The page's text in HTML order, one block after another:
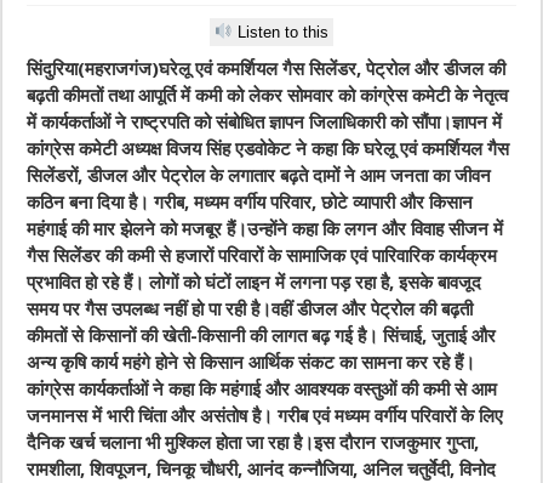
Listen to this
सिंदुरिया(महराजगंज)घरेलू एवं कमर्शियल गैस सिलेंडर, पेट्रोल और डीजल की
बढ़ती कीमतों तथा आपूर्ति में कमी को लेकर सोमवार को कांग्रेस कमेटी के नेतृत्व
में कार्यकर्ताओं ने राष्ट्रपति को संबोधित ज्ञापन जिलाधिकारी को सौंपा।ज्ञापन में
कांग्रेस कमेटी अध्यक्ष विजय सिंह एडवोकेट ने कहा कि घरेलू एवं कमर्शियल गैस
सिलेंडरों, डीजल और पेट्रोल के लगातार बढ़ते दामों ने आम जनता का जीवन
कठिन बना दिया है। गरीब, मध्यम वर्गीय परिवार, छोटे व्यापारी और किसान
महंगाई की मार झेलने को मजबूर हैं।उन्होंने कहा कि लगन और विवाह सीजन में
गैस सिलेंडर की कमी से हजारों परिवारों के सामाजिक एवं पारिवारिक कार्यक्रम
प्रभावित हो रहे हैं। लोगों को घंटों लाइन में लगना पड़ रहा है, इसके बावजूद
समय पर गैस उपलब्ध नहीं हो पा रही है।वहीं डीजल और पेट्रोल की बढ़ती
कीमतों से किसानों की खेती-किसानी की लागत बढ़ गई है। सिंचाई, जुताई और
अन्य कृषि कार्य महंगे होने से किसान आर्थिक संकट का सामना कर रहे हैं।
कांग्रेस कार्यकर्ताओं ने कहा कि महंगाई और आवश्यक वस्तुओं की कमी से आम
जनमानस में भारी चिंता और असंतोष है। गरीब एवं मध्यम वर्गीय परिवारों के लिए
दैनिक खर्च चलाना भी मुश्किल होता जा रहा है।इस दौरान राजकुमार गुप्ता,
रामशीला, शिवपूजन, चिनकू चौधरी, आनंद कन्नौजिया, अनिल चतुर्वेदी, विनोद